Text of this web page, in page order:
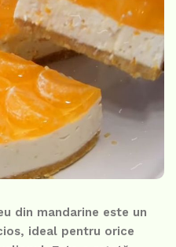
din mandarine este un
ideal pentru orice